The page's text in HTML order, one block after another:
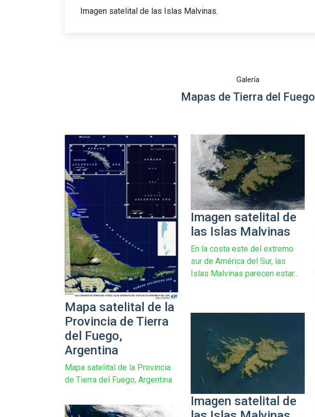
Imagen satelital de las Islas Malvinas.
Galería
Mapas de Tierra del Fuego
Mapa satelital de la
Provincia de Tierra
del Fuego,
Argentina
Mapa satelital de la Provincia
de Tierra del Fuego, Argentina
Imagen satelital de
las Islas Malvinas
En la costa este del extremo
sur de América del Sur, las
Islas Malvinas parecen estar...
Imagen satelital de